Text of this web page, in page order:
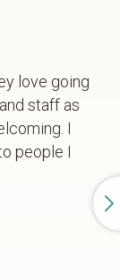
love going
staff as
I
people I